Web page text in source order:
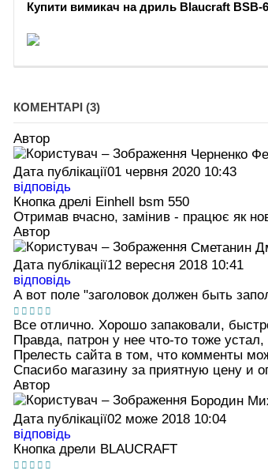
Купити вимикач на дриль Blaucraft BSB-
КОМЕНТАРІ (3)
Автор
Черненко
Дата публікації01 червня 2020 10:43
відповідь
Кнопка дрелі Einhell bsm 550
Отримав вчасно, замінив - працює як
Автор
Сметанин
Дата публікації12 вересня 2018 10:41
відповідь
А вот поле "заголовок должен быть
Все отлично. Хорошо запаковали,
Правда, патрон у нее что-то тоже
Прелесть сайта в том, что комменты
Спасибо магазину за приятную цену и
Автор
Бородин
Дата публікації02 може 2018 10:04
відповідь
Кнопка дрели BLAUCRAFT